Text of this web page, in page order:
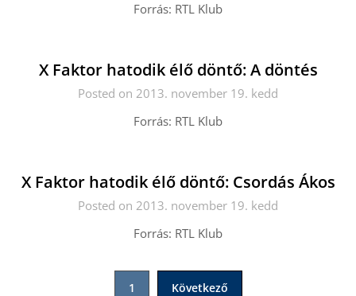
Forrás: RTL Klub
X Faktor hatodik élő döntő: A döntés
Posted on 2013. november 19. kedd
Forrás: RTL Klub
X Faktor hatodik élő döntő: Csordás Ákos
Posted on 2013. november 19. kedd
Forrás: RTL Klub
1 Következő